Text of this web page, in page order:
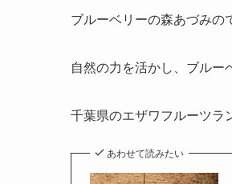
ブルーベリーの森あづみの
自然の力を活かし、ブルー
千葉県のエザワフルーツラ
あわせて読みたい